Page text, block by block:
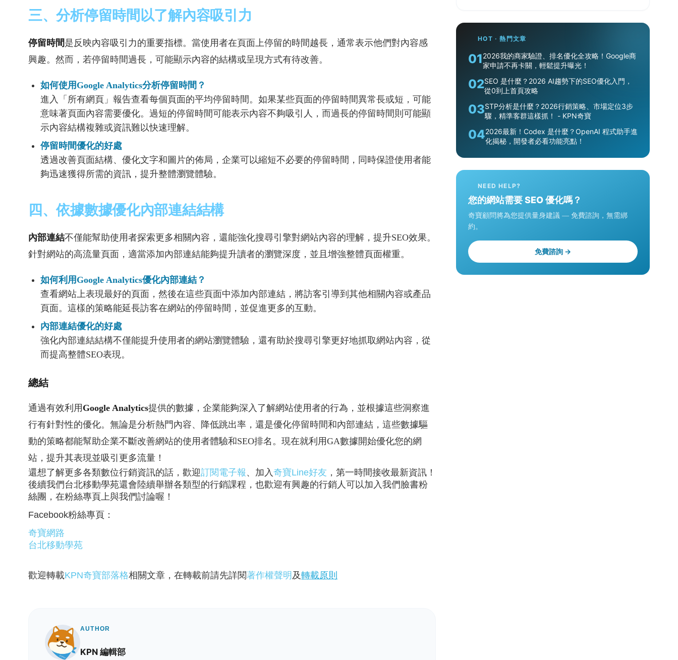
三、分析停留時間以了解內容吸引力
停留時間是反映內容吸引力的重要指標。當使用者在頁面上停留的時間越長，通常表示他們對內容感
興趣。然而，若停留時間過長，可能顯示內容的結構或呈現方式有待改善。
如何使用Google Analytics分析停留時間？
進入「所有網頁」報告查看每個頁面的平均停留時間。如果某些頁面的停留時間異常長或短，可能
意味著頁面內容需要優化。過短的停留時間可能表示內容不夠吸引人，而過長的停留時間則可能顯
示內容結構複雜或資訊難以快速理解。
停留時間優化的好處
透過改善頁面結構、優化文字和圖片的佈局，企業可以縮短不必要的停留時間，同時保證使用者能
夠迅速獲得所需的資訊，提升整體瀏覽體驗。
四、依據數據優化內部連結結構
內部連結不僅能幫助使用者探索更多相關內容，還能強化搜尋引擎對網站內容的理解，提升SEO效果。
針對網站的高流量頁面，適當添加內部連結能夠提升讀者的瀏覽深度，並且增強整體頁面權重。
如何利用Google Analytics優化內部連結？
查看網站上表現最好的頁面，然後在這些頁面中添加內部連結，將訪客引導到其他相關內容或產品
頁面。這樣的策略能延長訪客在網站的停留時間，並促進更多的互動。
內部連結優化的好處
強化內部連結結構不僅能提升使用者的網站瀏覽體驗，還有助於搜尋引擎更好地抓取網站內容，從
而提高整體SEO表現。
總結
通過有效利用 Google Analytics提供的數據，企業能夠深入了解網站使用者的行為，並根據這些洞察進
行有針對性的優化。無論是分析熱門內容、降低跳出率，還是優化停留時間和內部連結，這些數據驅
動的策略都能幫助企業不斷改善網站的使用者體驗和SEO排名。現在就利用GA數據開始優化您的網
站，提升其表現並吸引更多流量！
還想了解更多各類數位行銷資訊的話，歡迎訂閱電子報 、加入奇寶Line好友 ，第一時間接收最新資訊！
後續我們台北移動學苑還會陸續舉辦各類型的行銷課程，也歡迎有興趣的行銷人可以加入我們臉書粉
絲團，在粉絲專頁上與我們討論喔！
Facebook粉絲專頁：
奇寶網路
台北移動學苑
歡迎轉載KPN奇寶部落格相關文章，在轉載前請先詳閱著作權聲明 及轉載原則
AUTHOR
KPN 編輯部
HOT · 熱門文章
012026我的商家驗證、排名優化全攻略！Google商
家申請不再卡關，輕鬆提升曝光！
02SEO 是什麼？2026 AI趨勢下的SEO優化入門，
從0到上首頁攻略
03STP分析是什麼？2026行銷策略、市場定位3步
驟，精準客群這樣抓！ - KPN奇寶
042026最新！Codex 是什麼？OpenAI 程式助手進
化揭秘，開發者必看功能亮點！
NEED HELP?
您的網站需要 SEO 優化嗎？
奇寶顧問將為您提供量身建議 — 免費諮詢，無需綁
約。
免費諮詢 →